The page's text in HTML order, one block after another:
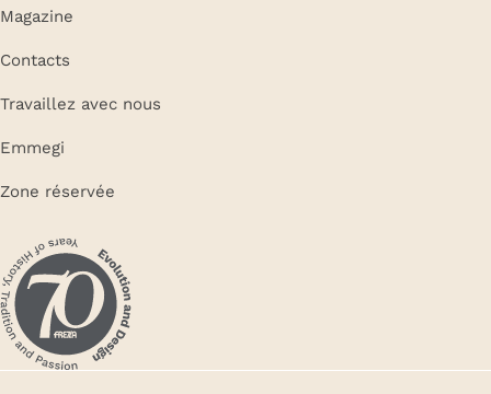
Magazine
Contacts
Travaillez avec nous
Emmegi
Zone réservée